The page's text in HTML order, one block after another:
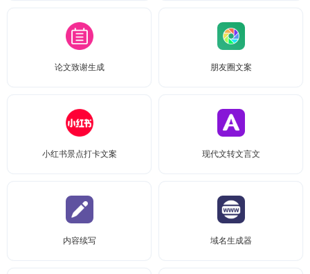
论文致谢生成 朋友圈文案
小红书景点打卡文案 现代文转文言文
内容续写 域名生成器